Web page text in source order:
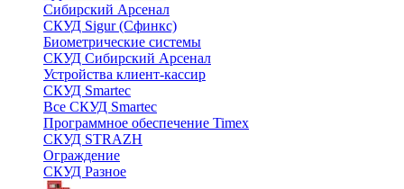
Сибирский Арсенал
СКУД Sigur (Сфинкс)
Биометрические системы
СКУД Сибирский Арсенал
Устройства клиент-кассир
СКУД Smartec
Все СКУД Smartec
Программное обеспечение Timex
СКУД STRAZH
Ограждение
СКУД Разное